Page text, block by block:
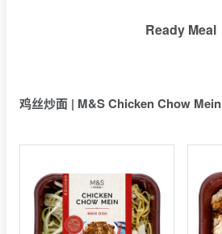
Ready Meal
鸡丝炒面 | M&S Chicken Chow Mein